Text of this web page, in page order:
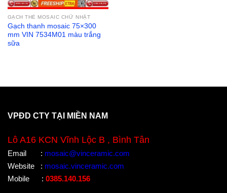
GẠCH THẺ MOSAIC CHỮ NHẬT
Gạch thanh mosaic 75×300
mm VIN 7534M01 màu trắng
sữa
VPĐD CTY TẠI MIỀN NAM
Lô A16 KCN Vĩnh Lộc B , Bình Tân
Email : mosaic@vinceramic.com
Website
: mosaic.vinceramic.com
Mobile
: 0385.140.156